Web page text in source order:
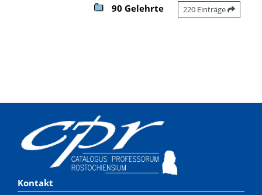
90 Gelehrte 220 Einträge
Kontakt